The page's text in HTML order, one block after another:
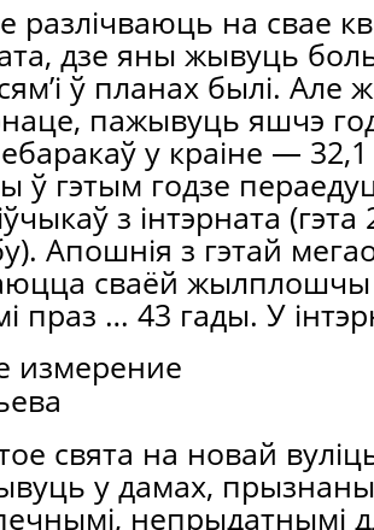
разлічваюць на свае
дзе яны жывуць
ў планах былі. Але
пажывуць яшчэ
у краіне —
ў гэтым годзе
з інтэрната
Апошнія з гэтай
сваёй жылплошчы
праз … 43 гады. У
свята на новай
у дамах,
непрыдатнымі